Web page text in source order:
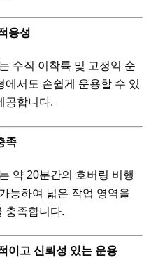
응성
수직 이착륙 및 고정익 순
에서도 손쉽게 운용할 수 있
공합니다.
족
약 20분간의 호버링 비행
능하여 넓은 작업 영역을
충족합니다.
이고 신뢰성 있는 운용